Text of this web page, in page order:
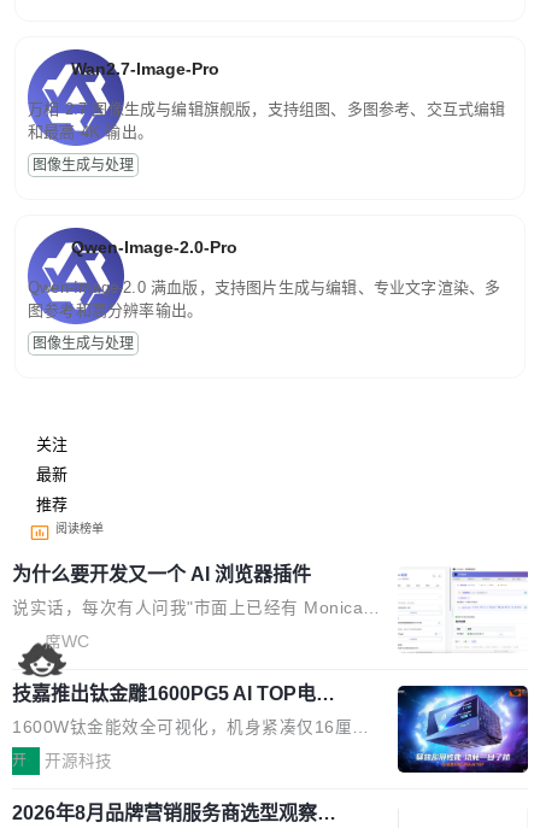
Wan2.7-Image-Pro
万相 2.7 图像生成与编辑旗舰版，支持组图、多图参考、交互式编辑
和最高 4K 输出。
图像生成与处理
Qwen-Image-2.0-Pro
Qwen-Image-2.0 满血版，支持图片生成与编辑、专业文字渲染、多
图参考和高分辨率输出。
图像生成与处理
关注
最新
推荐
阅读榜单
为什么要开发又一个 AI 浏览器插件
说实话，每次有人问我"市面上已经有 Monica、
Sider、Copilot for Chrome 这些 AI 浏览器插件
了，你为什么还要再做一个"，我都觉得这个问题
问得好。 因为我自己也是从用户变成开发者的。
现有产品的天花板 我用过不少 AI 浏览器插件。
刚开始觉得都挺好——选中一段文字，弹出解
要。但用久了你会发现，它们本质上都是同一类
席WC
技嘉推出钛金雕1600PG5 AI TOP电
源：为发烧级主机与本地AI算力打造旗
舰供电方案
1600W钛金能效全可视化，机身紧凑仅16厘米
继2026台北电脑展首度亮相后，技嘉科技近日正
电源专为发烧级DIY主机与本地AI算力平台打
开 开源科技
2026年8月品牌营销服务商选型观察：